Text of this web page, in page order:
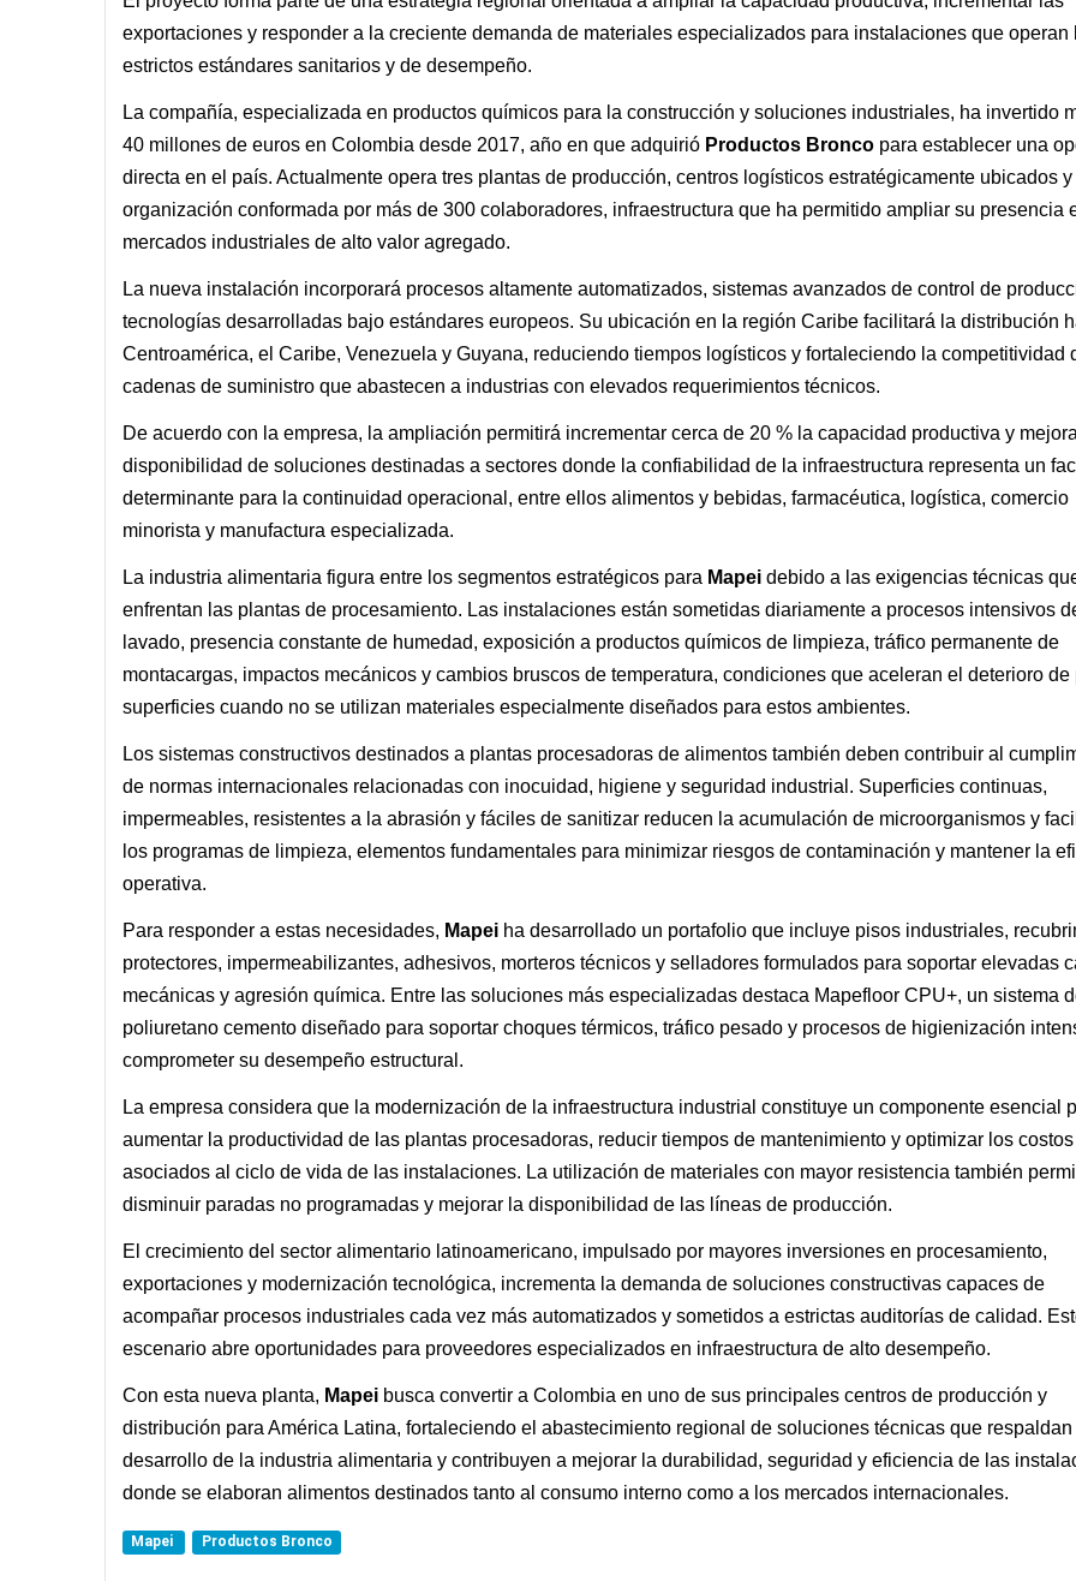
exportaciones y responder a la creciente demanda de materiales especializados para instalaciones que operan
estrictos estándares sanitarios y de desempeño.
La compañía, especializada en productos químicos para la construcción y soluciones industriales, ha invertido
40 millones de euros en Colombia desde 2017, año en que adquirió Productos Bronco para establecer una
directa en el país. Actualmente opera tres plantas de producción, centros logísticos estratégicamente ubicados y
organización conformada por más de 300 colaboradores, infraestructura que ha permitido ampliar su presencia
mercados industriales de alto valor agregado.
La nueva instalación incorporará procesos altamente automatizados, sistemas avanzados de control de
tecnologías desarrolladas bajo estándares europeos. Su ubicación en la región Caribe facilitará la distribución
Centroamérica, el Caribe, Venezuela y Guyana, reduciendo tiempos logísticos y fortaleciendo la competitividad
cadenas de suministro que abastecen a industrias con elevados requerimientos técnicos.
De acuerdo con la empresa, la ampliación permitirá incrementar cerca de 20 % la capacidad productiva y
disponibilidad de soluciones destinadas a sectores donde la confiabilidad de la infraestructura representa un
determinante para la continuidad operacional, entre ellos alimentos y bebidas, farmacéutica, logística, comercio
minorista y manufactura especializada.
La industria alimentaria figura entre los segmentos estratégicos para Mapei debido a las exigencias técnicas
enfrentan las plantas de procesamiento. Las instalaciones están sometidas diariamente a procesos intensivos
lavado, presencia constante de humedad, exposición a productos químicos de limpieza, tráfico permanente de
montacargas, impactos mecánicos y cambios bruscos de temperatura, condiciones que aceleran el deterioro de
superficies cuando no se utilizan materiales especialmente diseñados para estos ambientes.
Los sistemas constructivos destinados a plantas procesadoras de alimentos también deben contribuir al
de normas internacionales relacionadas con inocuidad, higiene y seguridad industrial. Superficies continuas,
impermeables, resistentes a la abrasión y fáciles de sanitizar reducen la acumulación de microorganismos y
los programas de limpieza, elementos fundamentales para minimizar riesgos de contaminación y mantener la
operativa.
Para responder a estas necesidades, Mapei ha desarrollado un portafolio que incluye pisos industriales,
protectores, impermeabilizantes, adhesivos, morteros técnicos y selladores formulados para soportar elevadas
mecánicas y agresión química. Entre las soluciones más especializadas destaca Mapefloor CPU+, un sistema
poliuretano cemento diseñado para soportar choques térmicos, tráfico pesado y procesos de higienización
comprometer su desempeño estructural.
La empresa considera que la modernización de la infraestructura industrial constituye un componente esencial
aumentar la productividad de las plantas procesadoras, reducir tiempos de mantenimiento y optimizar los costos
asociados al ciclo de vida de las instalaciones. La utilización de materiales con mayor resistencia también
disminuir paradas no programadas y mejorar la disponibilidad de las líneas de producción.
El crecimiento del sector alimentario latinoamericano, impulsado por mayores inversiones en procesamiento,
exportaciones y modernización tecnológica, incrementa la demanda de soluciones constructivas capaces de
acompañar procesos industriales cada vez más automatizados y sometidos a estrictas auditorías de calidad.
escenario abre oportunidades para proveedores especializados en infraestructura de alto desempeño.
Con esta nueva planta, Mapei busca convertir a Colombia en uno de sus principales centros de producción y
distribución para América Latina, fortaleciendo el abastecimiento regional de soluciones técnicas que respaldan
desarrollo de la industria alimentaria y contribuyen a mejorar la durabilidad, seguridad y eficiencia de las
donde se elaboran alimentos destinados tanto al consumo interno como a los mercados internacionales.
Mapei Productos Bronco